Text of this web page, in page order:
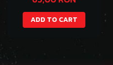
ADD TO CART